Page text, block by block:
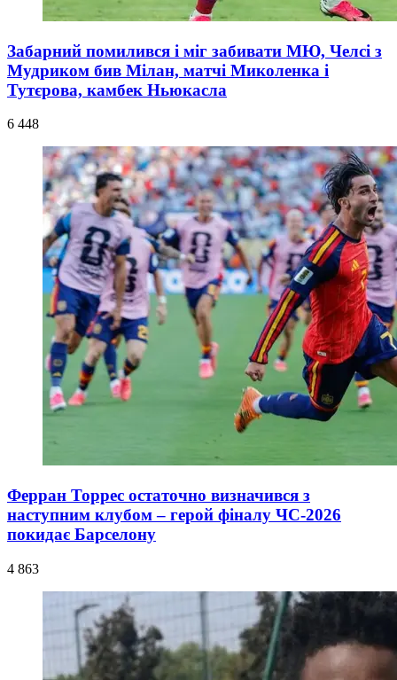
Забарний помилився і міг забивати МЮ, Челсі з
Мудриком бив Мілан, матчі Миколенка і
Тутєрова, камбек Ньюкасла
6 448
Ферран Торрес остаточно визначився з
наступним клубом – герой фіналу ЧС-2026
покидає Барселону
4 863